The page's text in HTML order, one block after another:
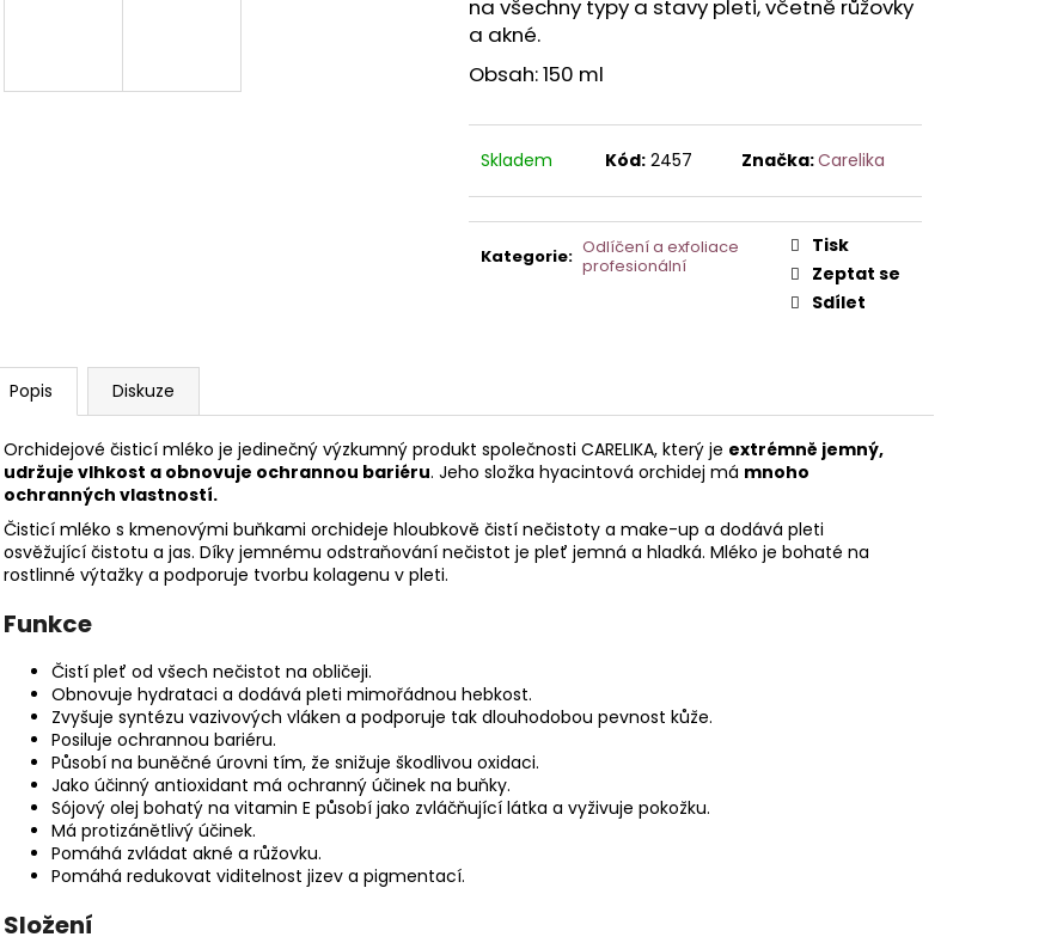
na všechny typy a stavy pleti, včetně růžovky
a akné.
Obsah: 150 ml
Skladem Kód: 2457 Značka:Carelika
Kategorie: Odlíčení a exfoliace
profesionální
Tisk
Zeptat se
Sdílet
Popis Diskuze
Orchidejové čisticí mléko je jedinečný výzkumný produkt společnosti CARELIKA, který je extrémně jemný,
udržuje vlhkost a obnovuje ochrannou bariéru. Jeho složka hyacintová orchidej má mnoho
ochranných vlastností.
Čisticí mléko s kmenovými buňkami orchideje hloubkově čistí nečistoty a make-up a dodává pleti
osvěžující čistotu a jas. Díky jemnému odstraňování nečistot je pleť jemná a hladká. Mléko je bohaté na
rostlinné výtažky a podporuje tvorbu kolagenu v pleti.
Funkce
Čistí pleť od všech nečistot na obličeji.
Obnovuje hydrataci a dodává pleti mimořádnou hebkost.
Zvyšuje syntézu vazivových vláken a podporuje tak dlouhodobou pevnost kůže.
Posiluje ochrannou bariéru.
Působí na buněčné úrovni tím, že snižuje škodlivou oxidaci.
Jako účinný antioxidant má ochranný účinek na buňky.
Sójový olej bohatý na vitamin E působí jako zvláčňující látka a vyživuje pokožku.
Má protizánětlivý účinek.
Pomáhá zvládat akné a růžovku.
Pomáhá redukovat viditelnost jizev a pigmentací.
Složení
STERILNÍ NÁSTAVCE PRO DERMAPERO
DERMALIGHT A DERMAQUATRO NANO
NÁSTAVCE/BBGLOW